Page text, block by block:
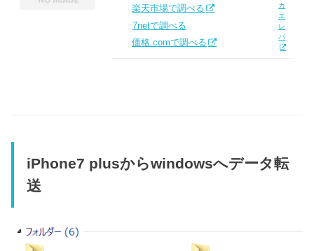
楽天市場で調べる
7netで調べる
価格.comで調べる
カ
エ
レ
バ
iPhone7 plusからwindowsへデータ転
送